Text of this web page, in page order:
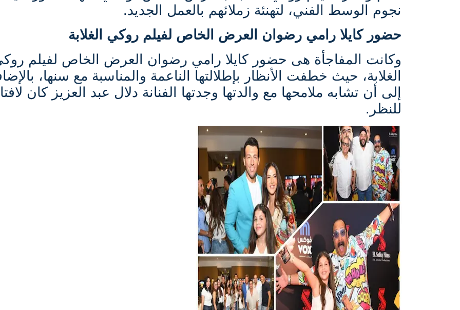
نجوم الوسط الفني، لتهنئة زملائهم بالعمل الجديد.
حضور كايلا رامي رضوان العرض الخاص لفيلم روكي الغلابة
وكانت المفاجأة هى حضور كايلا رامي رضوان العرض الخاص لفيلم
الغلابة، حيث خطفت الأنظار بإطلالتها الناعمة والمناسبة مع سنها،
إلى أن تشابه ملامحها مع والدتها وجدتها الفنانة دلال عبد العزيز كان لافتا
للنظر.